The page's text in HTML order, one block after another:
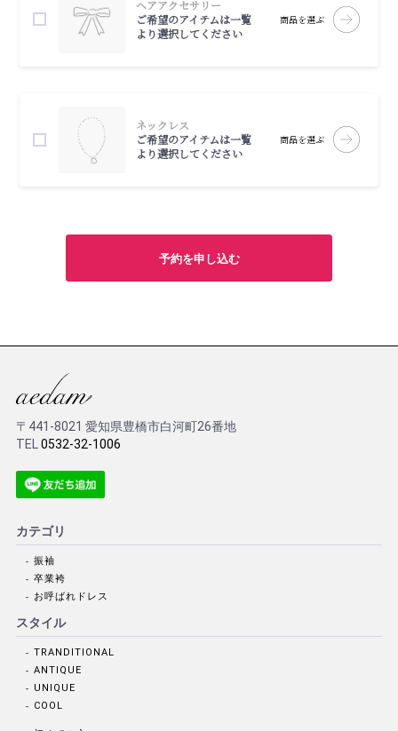
ヘアアクセサリー
ご希望のアイテムは一覧
より選択してください
商品を選ぶ
ネックレス
ご希望のアイテムは一覧
より選択してください
商品を選ぶ
予約を申し込む
〒441-8021 愛知県豊橋市白河町26番地
TEL 0532-32-1006
カテゴリ
振袖
卒業袴
お呼ばれドレス
スタイル
TRANDITIONAL
ANTIQUE
UNIQUE
COOL